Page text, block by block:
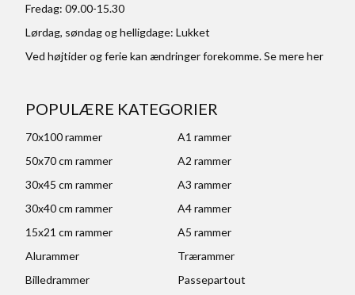
Fredag: 09.00-15.30
Lørdag, søndag og helligdage: Lukket
Ved højtider og ferie kan ændringer forekomme. Se mereher
POPULÆRE KATEGORIER
70x100 rammer
A1 rammer
50x70 cm rammer
A2 rammer
30x45 cm rammer
A3 rammer
30x40 cm rammer
A4 rammer
15x21 cm rammer
A5 rammer
Alurammer
Trærammer
Billedrammer
Passepartout